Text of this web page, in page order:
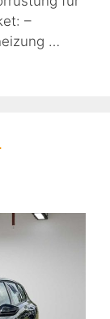
–
…